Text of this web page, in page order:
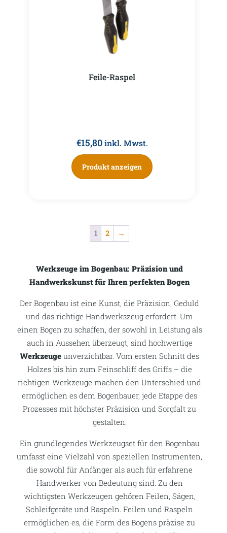
Feile-Raspel
€15,80 inkl. Mwst.
Produkt anzeigen
1 2 →
Werkzeuge im Bogenbau: Präzision und
Handwerkskunst für Ihren perfekten Bogen
Der Bogenbau ist eine Kunst, die Präzision, Geduld
und das richtige Handwerkszeug erfordert. Um
einen Bogen zu schaffen, der sowohl in Leistung als
auch in Aussehen überzeugt, sind hochwertige
Werkzeuge unverzichtbar. Vom ersten Schnitt des
Holzes bis hin zum Feinschliff des Griffs – die
richtigen Werkzeuge machen den Unterschied und
ermöglichen es dem Bogenbauer, jede Etappe des
Prozesses mit höchster Präzision und Sorgfalt zu
gestalten.
Ein grundlegendes Werkzeugset für den Bogenbau
umfasst eine Vielzahl von speziellen Instrumenten,
die sowohl für Anfänger als auch für erfahrene
Handwerker von Bedeutung sind. Zu den
wichtigsten Werkzeugen gehören Feilen, Sägen,
Schleifgeräte und Raspeln. Feilen und Raspeln
ermöglichen es, die Form des Bogens präzise zu